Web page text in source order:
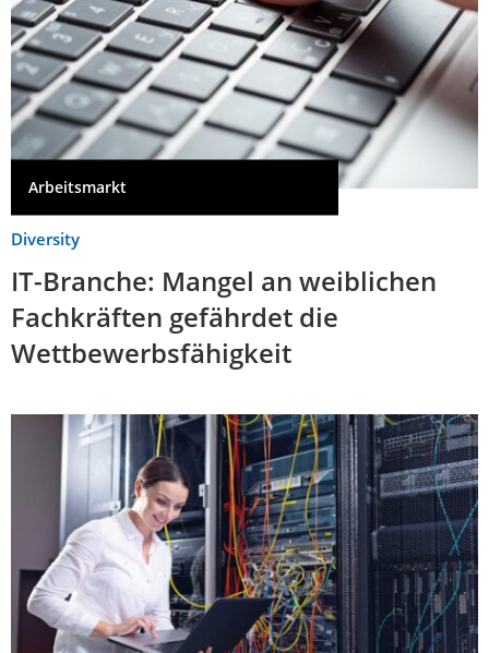
Arbeitsmarkt
Diversity
IT-Branche: Mangel an weiblichen
Fachkräften gefährdet die
Wettbewerbsfähigkeit